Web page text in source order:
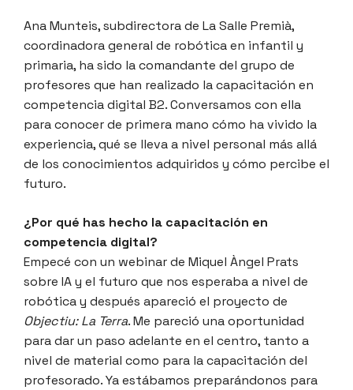
Ana Munteis, subdirectora de La Salle Premià,
coordinadora general de robótica en infantil y
primaria, ha sido la comandante del grupo de
profesores que han realizado la capacitación en
competencia digital B2. Conversamos con ella
para conocer de primera mano cómo ha vivido la
experiencia, qué se lleva a nivel personal más allá
de los conocimientos adquiridos y cómo percibe el
futuro.
¿Por qué has hecho la capacitación en
competencia digital?
Empecé con un webinar de Miquel Àngel Prats
sobre IA y el futuro que nos esperaba a nivel de
robótica y después apareció el proyecto de
Objectiu: La Terra. Me pareció una oportunidad
para dar un paso adelante en el centro, tanto a
nivel de material como para la capacitación del
profesorado. Ya estábamos preparándonos para